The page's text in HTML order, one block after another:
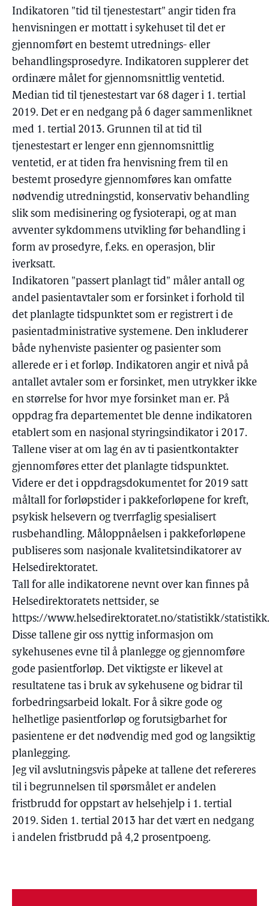
Indikatoren "tid til tjenestestart" angir tiden fra
henvisningen er mottatt i sykehuset til det er
gjennomført en bestemt utrednings- eller
behandlingsprosedyre. Indikatoren supplerer det
ordinære målet for gjennomsnittlig ventetid.
Median tid til tjenestestart var 68 dager i 1. tertial
2019. Det er en nedgang på 6 dager sammenliknet
med 1. tertial 2013. Grunnen til at tid til
tjenestestart er lenger enn gjennomsnittlig
ventetid, er at tiden fra henvisning frem til en
bestemt prosedyre gjennomføres kan omfatte
nødvendig utredningstid, konservativ behandling
slik som medisinering og fysioterapi, og at man
avventer sykdommens utvikling før behandling i
form av prosedyre, f.eks. en operasjon, blir
iverksatt.
Indikatoren "passert planlagt tid" måler antall og
andel pasientavtaler som er forsinket i forhold til
det planlagte tidspunktet som er registrert i de
pasientadministrative systemene. Den inkluderer
både nyhenviste pasienter og pasienter som
allerede er i et forløp. Indikatoren angir et nivå på
antallet avtaler som er forsinket, men utrykker ikke
en størrelse for hvor mye forsinket man er. På
oppdrag fra departementet ble denne indikatoren
etablert som en nasjonal styringsindikator i 2017.
Tallene viser at om lag én av ti pasientkontakter
gjennomføres etter det planlagte tidspunktet.
Videre er det i oppdragsdokumentet for 2019 satt
måltall for forløpstider i pakkeforløpene for kreft,
psykisk helsevern og tverrfaglig spesialisert
rusbehandling. Måloppnåelsen i pakkeforløpene
publiseres som nasjonale kvalitetsindikatorer av
Helsedirektoratet.
Tall for alle indikatorene nevnt over kan finnes på
Helsedirektoratets nettsider, se
https://www.helsedirektoratet.no/statistikk/statistikk.
Disse tallene gir oss nyttig informasjon om
sykehusenes evne til å planlegge og gjennomføre
gode pasientforløp. Det viktigste er likevel at
resultatene tas i bruk av sykehusene og bidrar til
forbedringsarbeid lokalt. For å sikre gode og
helhetlige pasientforløp og forutsigbarhet for
pasientene er det nødvendig med god og langsiktig
planlegging.
Jeg vil avslutningsvis påpeke at tallene det refereres
til i begrunnelsen til spørsmålet er andelen
fristbrudd for oppstart av helsehjelp i 1. tertial
2019. Siden 1. tertial 2013 har det vært en nedgang
i andelen fristbrudd på 4,2 prosentpoeng.